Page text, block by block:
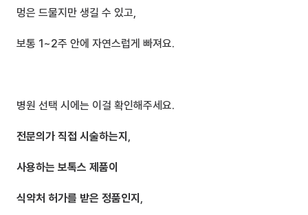
멍은 드물지만 생길 수 있고,
보통 1~2주 안에 자연스럽게 빠져요.
병원 선택 시에는 이걸 확인해주세요.
전문의가 직접 시술하는지 ,
사용하는 보톡스 제품이
식약처 허가를 받은 정품인지 ,